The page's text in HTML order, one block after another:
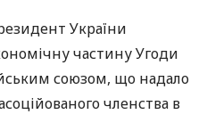
України
частину Угоди
союзом, що надало
членства в